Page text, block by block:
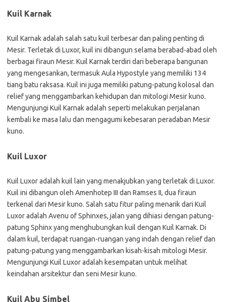
Kuil Karnak
Kuil Karnak adalah salah satu kuil terbesar dan paling penting di
Mesir. Terletak di Luxor, kuil ini dibangun selama berabad-abad oleh
berbagai firaun Mesir. Kuil Karnak terdiri dari beberapa bangunan
yang mengesankan, termasuk Aula Hypostyle yang memiliki 134
tiang batu raksasa. Kuil ini juga memiliki patung-patung kolosal dan
relief yang menggambarkan kehidupan dan mitologi Mesir kuno.
Mengunjungi Kuil Karnak adalah seperti melakukan perjalanan
kembali ke masa lalu dan mengagumi kebesaran peradaban Mesir
kuno.
Kuil Luxor
Kuil Luxor adalah kuil lain yang menakjubkan yang terletak di Luxor.
Kuil ini dibangun oleh Amenhotep III dan Ramses II, dua firaun
terkenal dari Mesir kuno. Salah satu fitur paling menarik dari Kuil
Luxor adalah Avenu of Sphinxes, jalan yang dihiasi dengan patung-
patung Sphinx yang menghubungkan kuil dengan Kuil Karnak. Di
dalam kuil, terdapat ruangan-ruangan yang indah dengan relief dan
patung-patung yang menggambarkan kisah-kisah mitologi Mesir.
Mengunjungi Kuil Luxor adalah kesempatan untuk melihat
keindahan arsitektur dan seni Mesir kuno.
Kuil Abu Simbel